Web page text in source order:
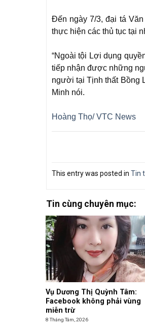
Đến ngày 7/3, đại tá
thực hiện các thủ tục tại
“Ngoài tội Lợi dụng
tiếp nhận được những
người tại Tịnh thất Bồng
Minh nói.
Hoàng Thọ/ VTC News
This entry was posted in Tin
Tin cùng chuyên mục:
Vụ Dương Thị Quỳnh Tâm:
Facebook không phải vùng
miễn trừ
8 Tháng Tám, 2026